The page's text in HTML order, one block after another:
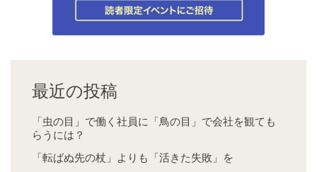
最近の投稿
「虫の目」で働く社員に「鳥の目」で会社を観ても
らうには？
「転ばぬ先の杖」よりも「活きた失敗」を